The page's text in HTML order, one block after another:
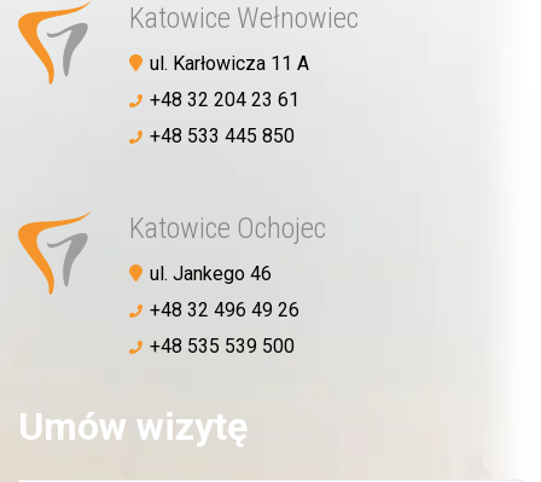
Katowice Wełnowiec
ul. Karłowicza 11 A
+48 32 204 23 61
+48 533 445 850
Katowice Ochojec
ul. Jankego 46
+48 32 496 49 26
+48 535 539 500
Umów wizytę